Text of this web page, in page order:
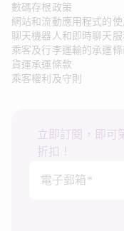
數碼存根政策
網站和流動應用程式的
聊天機器人和即時聊天
乘客及行李運輸的承運條
貨運承運條款
乘客權利及守則
立即訂閱，即可
折扣！
電子郵箱*